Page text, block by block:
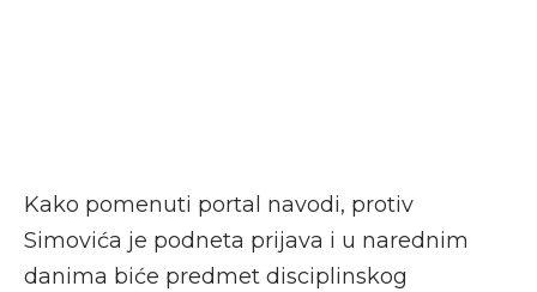
Kako pomenuti portal navodi, protiv
Simovića je podneta prijava i u narednim
danima biće predmet disciplinskog